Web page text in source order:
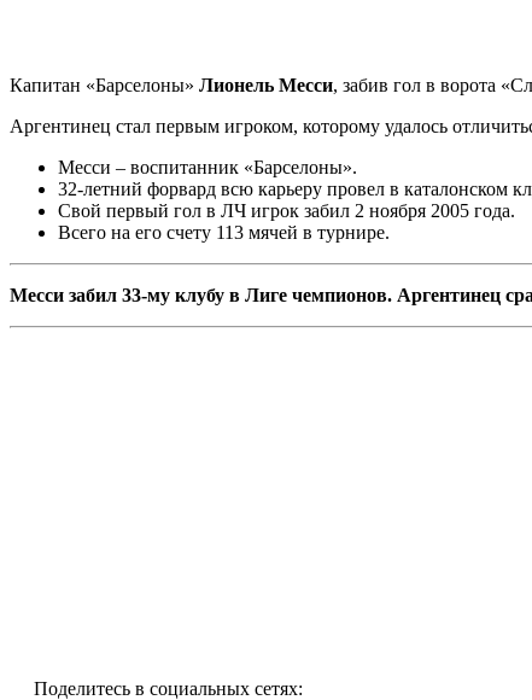
Капитан «Барселоны» Лионель Месси, забив гол в ворота
Аргентинец стал первым игроком, которому удалось
Месси – воспитанник «Барселоны».
32-летний форвард всю карьеру провел в каталонском
Свой первый гол в ЛЧ игрок забил 2 ноября 2005 года.
Всего на его счету 113 мячей в турнире.
Месси забил 33-му клубу в Лиге чемпионов. Аргентинец
Поделитесь в социальных сетях: